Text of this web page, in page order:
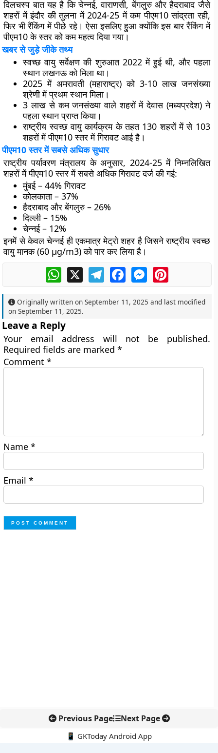
दिलचस्प बात यह है कि चेन्नई, वाराणसी, बेंगलुरु और हैदराबाद जैसे
शहरों में इंदौर की तुलना में 2024-25 में कम पीएम10 सांद्रता रही,
फिर भी रैंकिंग में पीछे रहे। ऐसा इसलिए हुआ क्योंकि इस बार रैंकिंग में
पीएम10 के स्तर को कम महत्व दिया गया।
खबर से जुड़े जीके तथ्य
स्वच्छ वायु सर्वेक्षण की शुरुआत 2022 में हुई थी, और पहला
स्थान लखनऊ को मिला था।
2025 में अमरावती (महाराष्ट्र) को 3-10 लाख जनसंख्या
श्रेणी में प्रथम स्थान मिला।
3 लाख से कम जनसंख्या वाले शहरों में देवास (मध्यप्रदेश) ने
पहला स्थान प्राप्त किया।
राष्ट्रीय स्वच्छ वायु कार्यक्रम के तहत 130 शहरों में से 103
शहरों में पीएम10 स्तर में गिरावट आई है।
पीएम10 स्तर में सबसे अधिक सुधार
राष्ट्रीय पर्यावरण मंत्रालय के अनुसार, 2024-25 में निम्नलिखित
शहरों में पीएम10 स्तर में सबसे अधिक गिरावट दर्ज की गई:
मुंबई – 44% गिरावट
कोलकाता – 37%
हैदराबाद और बेंगलुरु – 26%
दिल्ली – 15%
चेन्नई – 12%
इनमें से केवल चेन्नई ही एकमात्र मेट्रो शहर है जिसने राष्ट्रीय स्वच्छ
वायु मानक (60 μg/m3) को पार कर लिया है।
WhatsApp
X TelegramFacebookMessengerPinterest
Originally written onSeptember 11, 2025 and last modified
onSeptember 11, 2025.
Leave a Reply
Your email address will not be published.
Required fields are marked*
Comment*
Name*
Email*
Previous Page Next Page
📱 GKToday Android App